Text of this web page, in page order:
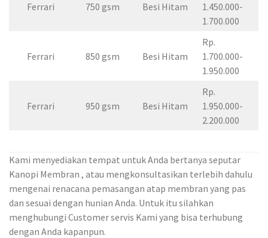
Ferrari 750 gsm Besi Hitam
1.450.000-
1.700.000
Ferrari 850 gsm Besi Hitam
Rp.
1.700.000-
1.950.000
Ferrari 950 gsm Besi Hitam
Rp.
1.950.000-
2.200.000
Kami menyediakan tempat untuk Anda bertanya seputar
Kanopi Membran , atau mengkonsultasikan terlebih dahulu
mengenai renacana pemasangan atap membran yang pas
dan sesuai dengan hunian Anda. Untuk itu silahkan
menghubungi Customer servis Kami yang bisa terhubung
dengan Anda kapanpun.